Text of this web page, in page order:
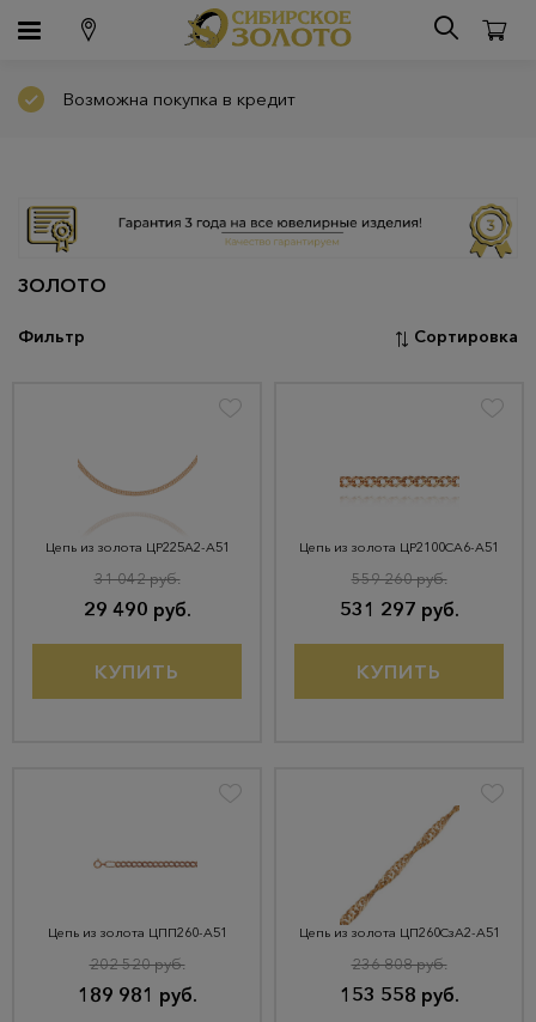
Возможна покупка в кредит
ЗОЛОТО
Фильтр Сортировка
Цепь из золота ЦР225А2-А51
29 490 руб.
31 042 руб.
КУПИТЬ
Цепь из золота ЦР2100СА6-А51
531 297 руб.
559 260 руб.
КУПИТЬ
Цепь из золота ЦПП260-А51
189 981 руб.
202 520 руб.
Цепь из золота ЦП260СзА2-А51
153 558 руб.
236 808 руб.